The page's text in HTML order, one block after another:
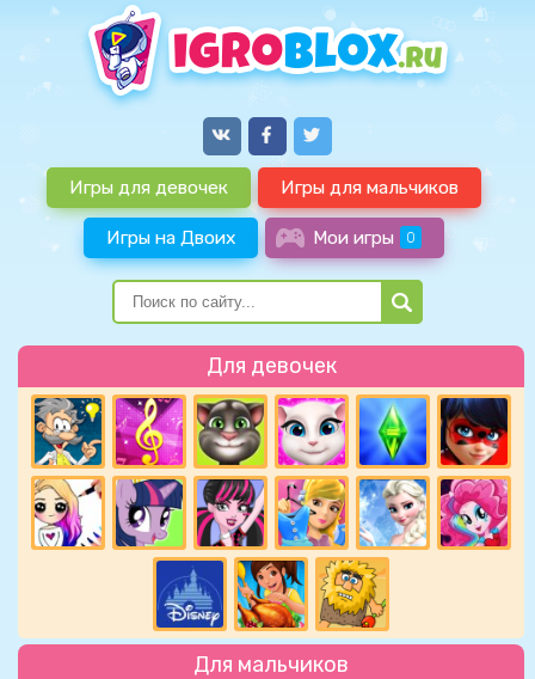
Игры для девочек Игры для мальчиков
Игры на Двоих Мои игры 0
Для девочек
Для мальчиков